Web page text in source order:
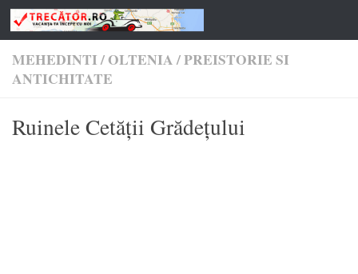
Skip to content
MEHEDINTI/OLTENIA/PREISTORIE SI
ANTICHITATE
Ruinele Cetăţii Grădețului